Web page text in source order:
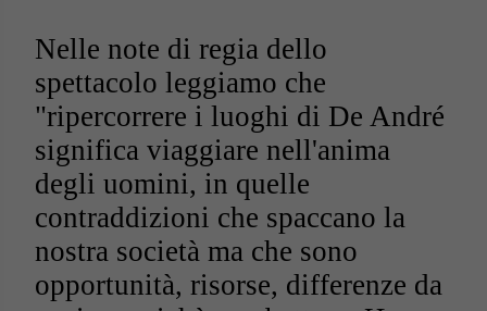
Nelle note di regia dello
spettacolo leggiamo che
"ripercorrere i luoghi di De André
significa viaggiare nell'anima
degli uomini, in quelle
contraddizioni che spaccano la
nostra società ma che sono
opportunità, risorse, differenze da